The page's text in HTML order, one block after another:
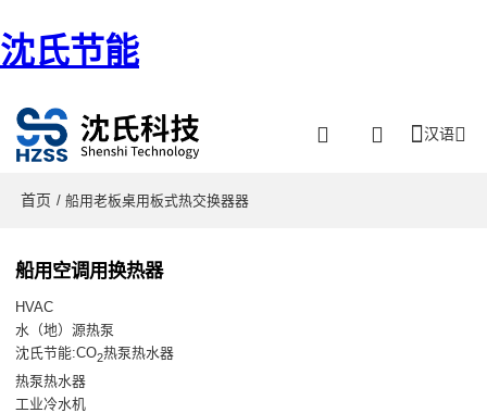
沈氏节能
汉语
首页 / 船用老板桌用板式热交换器器
船用空调用换热器
HVAC
水（地）源热泵
沈氏节能:CO2热泵热水器
热泵热水器
工业冷水机